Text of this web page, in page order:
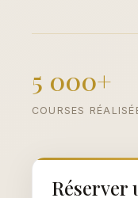
5 000+
COURSES
Réserver